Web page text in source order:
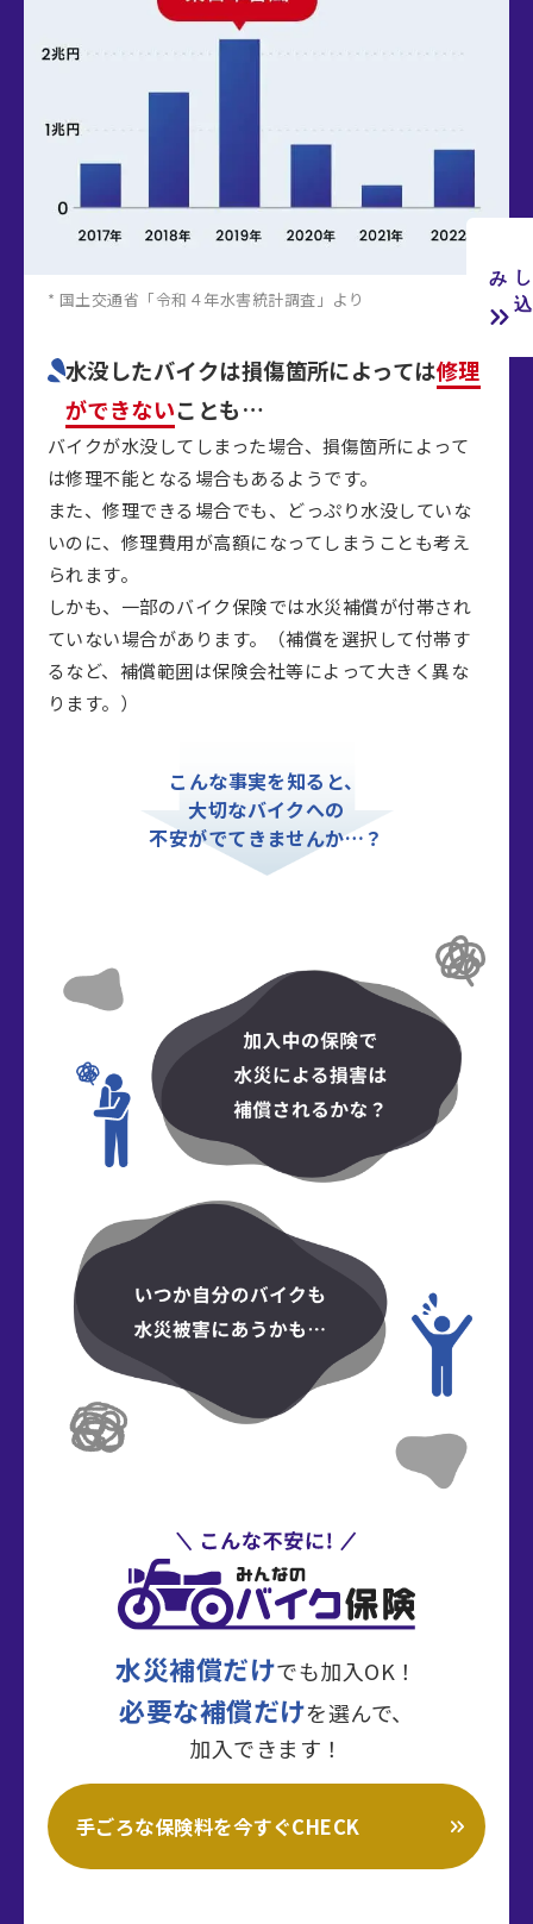
み
* 国土交通省「令和４年水害統計調査」より
水没したバイクは損傷箇所によっては修理
ができないことも…
バイクが水没してしまった場合、損傷箇所によって
は修理不能となる場合もあるようです。
また、修理できる場合でも、どっぷり水没していな
いのに、修理費用が高額になってしまうことも考え
られます。
しかも、一部のバイク保険では水災補償が付帯され
ていない場合があります。（補償を選択して付帯す
るなど、補償範囲は保険会社等によって大きく異な
ります。）
こんな事実を知ると、
大切なバイクへの
不安がでてきませんか…？
水災補償だけでも加入OK！
必要な補償だけを選んで、
加入できます！
手ごろな保険料を今すぐCHECK